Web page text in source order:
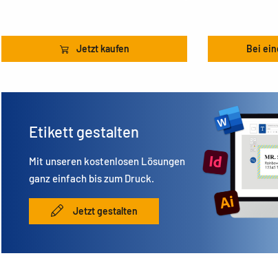
Jetzt kaufen Bei
Etikett gestalten
Mit unseren kostenlosen Lösungen
ganz einfach bis zum Druck.
Jetzt gestalten